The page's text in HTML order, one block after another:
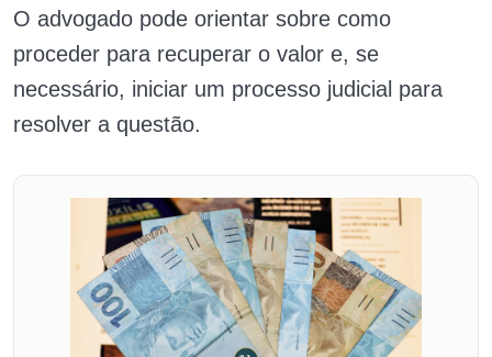
O advogado pode orientar sobre como
proceder para recuperar o valor e, se
necessário, iniciar um processo judicial para
resolver a questão.